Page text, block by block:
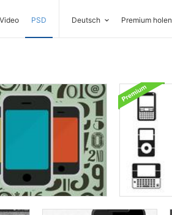
Video PSD Deutsch Premium holen